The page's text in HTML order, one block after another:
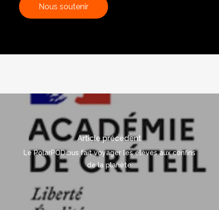
Nous soutenir
Article précédent
Le PolarPODibus fait voyager les élèves aux confins
de la planète